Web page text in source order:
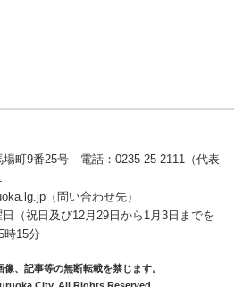
町9番25号 電話：0235-25-2111（代表
（問い合わせ先）
（祝日及び12月29日から1月3日までを
時15分
、記事等の無断転載を禁じます。